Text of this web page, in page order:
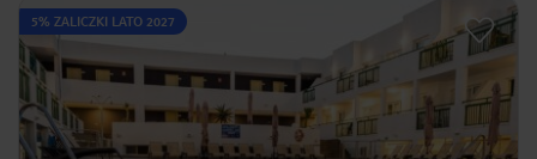
5% ZALICZKI LATO 2027